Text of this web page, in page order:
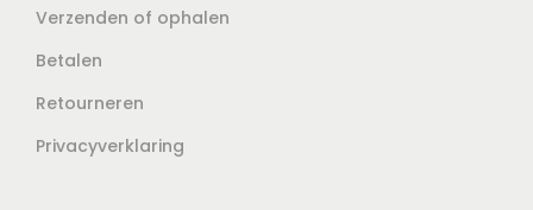
Verzenden of ophalen
Betalen
Retourneren
Privacyverklaring